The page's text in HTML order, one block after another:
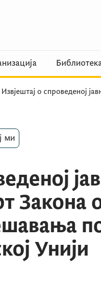
Извјештај о спроведеној
ми
Закона
Унији